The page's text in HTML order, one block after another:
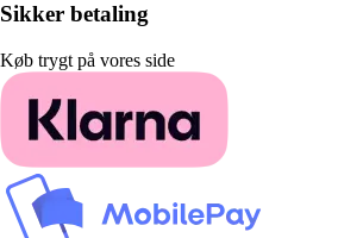
Sikker betaling
Køb trygt på vores side